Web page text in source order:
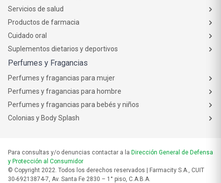
Servicios de salud
Productos de farmacia
Cuidado oral
Suplementos dietarios y deportivos
Perfumes y Fragancias
Perfumes y fragancias para mujer
Perfumes y fragancias para hombre
Perfumes y fragancias para bebés y niños
Colonias y Body Splash
Para consultas y/o denuncias contactar a la Dirección General de Defensa
y Protección al Consumidor
© Copyright 2022. Todos los derechos reservados | Farmacity S.A., CUIT
30-69213874-7, Av. Santa Fe 2830 – 1° piso, C.A.B.A.